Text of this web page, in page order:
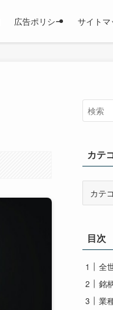
広告ポリシー サイトマ
カテ
ー目次
全
銘
業